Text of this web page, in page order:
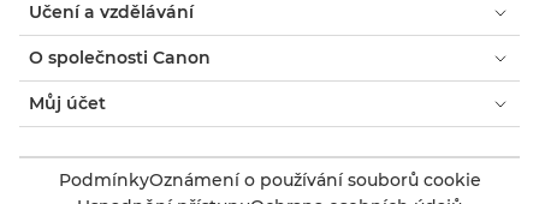
Učení a vzdělávání
O společnosti Canon
Můj účet
PodmínkyOznámení o používání souborů cookie